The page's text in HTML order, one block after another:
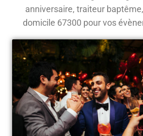
anniversaire, traiteur
domicile 67300 pour vos